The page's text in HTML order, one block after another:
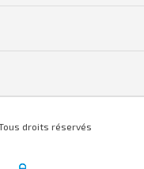
droits réservés